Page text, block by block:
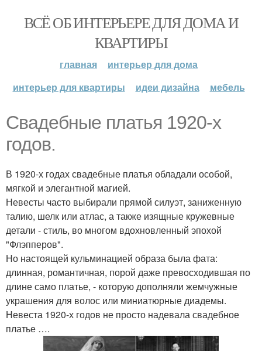
ВСЁ ОБ ИНТЕРЬЕРЕ ДЛЯ ДОМА И
КВАРТИРЫ
главная
интерьер для дома
интерьер для квартиры
идеи дизайна мебель
Свадебные платья 1920-х
годов.
В 1920-х годах свадебные платья обладали особой,
мягкой и элегантной магией.
Невесты часто выбирали прямой силуэт, заниженную
талию, шелк или атлас, а также изящные кружевные
детали - стиль, во многом вдохновленный эпохой
"Флэпперов".
Но настоящей кульминацией образа была фата:
длинная, романтичная, порой даже превосходившая по
длине само платье, - которую дополняли жемчужные
украшения для волос или миниатюрные диадемы.
Невеста 1920-х годов не просто надевала свадебное
платье ….